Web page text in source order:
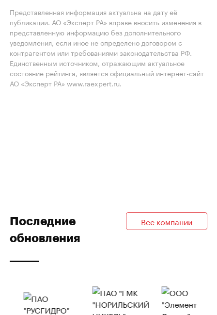
Представленная информация актуальна на дату её
публикации. АО «Эксперт РА» вправе вносить изменения в
представленную информацию без дополнительного
уведомления, если иное не определено договором с
контрагентом или требованиями законодательства РФ.
Единственным источником, отражающим актуальное
состояние рейтинга, является официальный интернет-сайт
АО «Эксперт РА» www.raexpert.ru.
Последние
обновления
Все компании